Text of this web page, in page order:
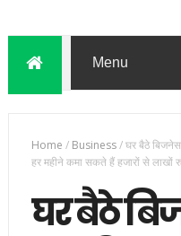
Home / Business/घर बैठे
हर महीने कमा सकते हैं हजारों से लाखों
घर बैठे